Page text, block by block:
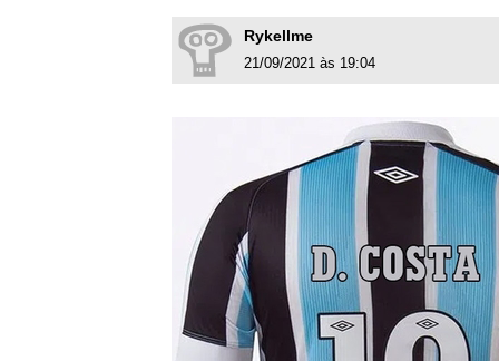
Rykellme
21/09/2021 às 19:04